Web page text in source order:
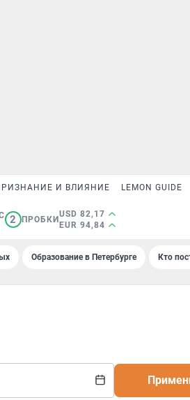
И ВЛИЯНИЕ LEMON GUIDE
2 ПРОБКИ
USD 82,17
EUR 94,84
Образование в Петербурге Кто